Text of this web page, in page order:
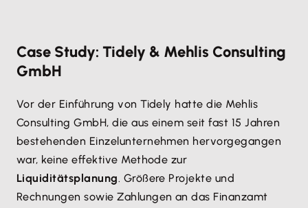
Case Study: Tidely & Mehlis Consulting
GmbH
Vor der Einführung von Tidely hatte die Mehlis
Consulting GmbH, die aus einem seit fast 15 Jahren
bestehenden Einzelunternehmen hervorgegangen
war, keine effektive Methode zur
Liquiditätsplanung. Größere Projekte und
Rechnungen sowie Zahlungen an das Finanzamt